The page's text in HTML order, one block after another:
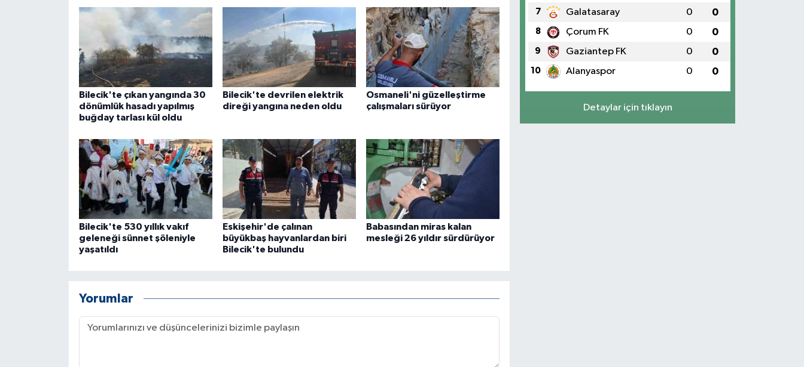
Bilecik'te çıkan yangında 30
dönümlük hasadı yapılmış
buğday tarlası kül oldu
Bilecik'te devrilen elektrik
direği yangına neden oldu
Osmaneli'ni güzelleştirme
çalışmaları sürüyor
Bilecik'te 530 yıllık vakıf
geleneği sünnet şöleniyle
yaşatıldı
Eskişehir'de çalınan
büyükbaş hayvanlardan biri
Bilecik'te bulundu
Babasından miras kalan
mesleği 26 yıldır sürdürüyor
Yorumlar
7 Galatasaray 0 0
8 Çorum FK 0 0
9 Gaziantep FK 0 0
10 Alanyaspor 0 0
Detaylar için tıklayın
ÜLKE GÜNDEMİ
Yerel Haberler